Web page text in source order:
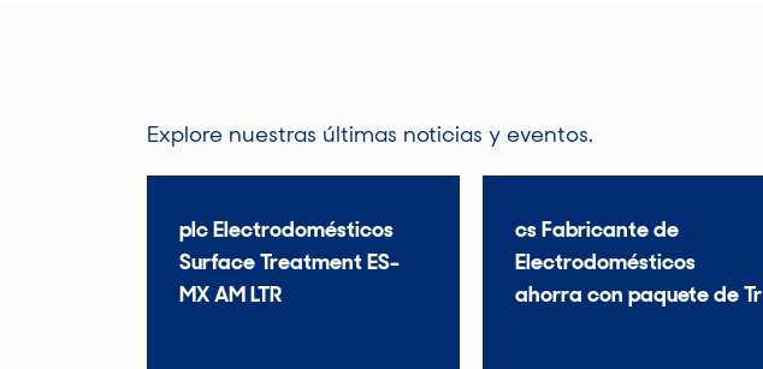
Explore nuestras últimas noticias y eventos.
plc Electrodomésticos
Surface Treatment ES-
MX AM LTR
cs Fabricante de
Electrodomésticos
ahorra con paquete de Tr